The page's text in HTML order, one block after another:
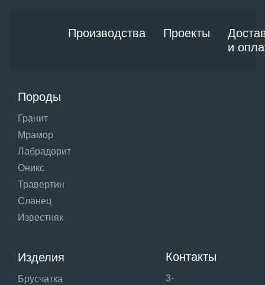
Производства Проекты
и
Породы
Гранит
Мрамор
Лабрадорит
Оникс
Травертин
Сланец
Известняк
Изделия
Брусчатка
Контакты
3-